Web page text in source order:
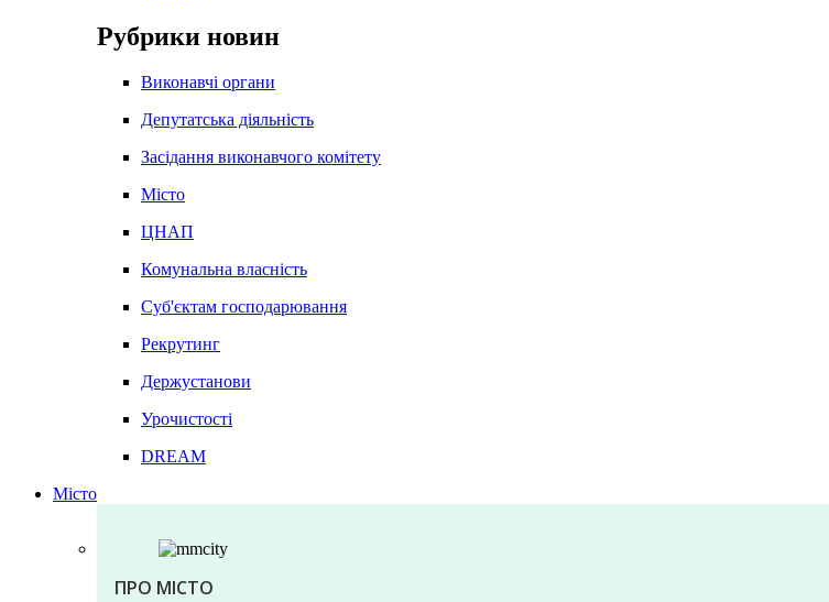
Рубрики новин
Виконавчі органи
Депутатська діяльність
Засідання виконавчого комітету
Місто
ЦНАП
Комунальна власність
Суб'єктам господарювання
Рекрутинг
Держустанови
Урочистості
DREAM
Місто
ПРО МІСТО